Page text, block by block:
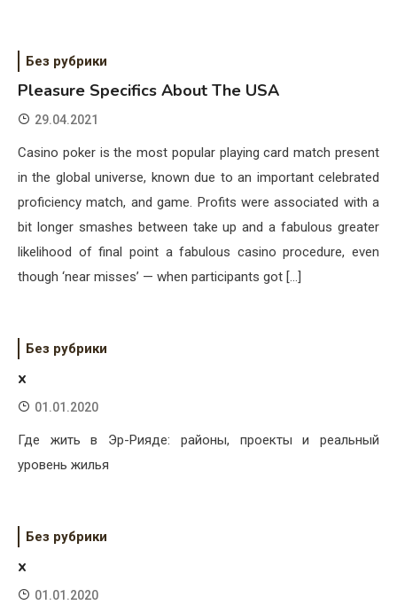
Без рубрики
Pleasure Specifics About The USA
29.04.2021
Casino poker is the most popular playing card match present
in the global universe, known due to an important celebrated
proficiency match, and game. Profits were associated with a
bit longer smashes between take up and a fabulous greater
likelihood of final point a fabulous casino procedure, even
though ‘near misses’ — when participants got […]
Без рубрики
x
01.01.2020
Где жить в Эр-Рияде: районы, проекты и реальный
уровень жилья
Без рубрики
x
01.01.2020